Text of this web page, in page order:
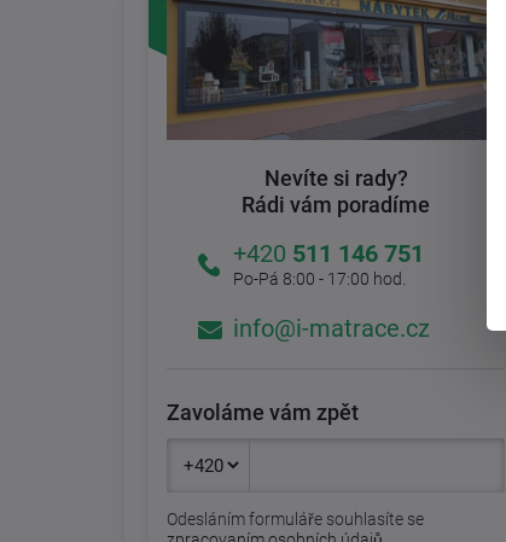
Nevíte si rady?
Rádi vám poradíme
+420 511 146 751
Po-Pá 8:00 - 17:00 hod.
info@i-matrace.cz
Zavoláme vám zpět
Odesláním formuláře souhlasíte se